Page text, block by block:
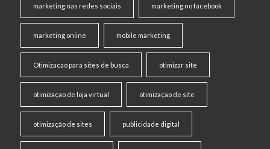
marketing nas redes sociais marketing no facebook
marketing online mobile marketing
Otimizacao para sites de busca otimizar site
otimizaçao de loja virtual otimizaçao de site
otimização de sites publicidade digital